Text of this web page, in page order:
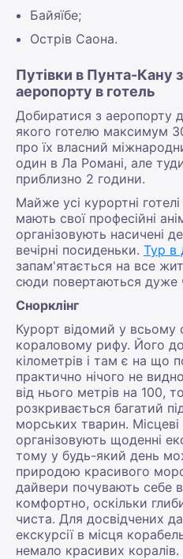
Байяїбе;
Острів Саона.
Путівки в Пунта-Кану
аеропорту в готель
Добиратися з аеропорту
якого готелю максимум
про їх власний
один в Ла Романі, але
приблизно 2 години.
Майже усі курортні
мають свої професійні
організовують насичені
вечірні посиденьки. Тур в
запам'ятається на все
сюди повертаються дуже
Снорклінг
Курорт відомий у всьому
кораловому рифу. Його
кілометрів і там є на що
практично нічого не
від нього метрів на 100,
розкривається багатий
морських тварин.
організовують щоденні
тому у будь-який день
природою красивого
дайвери почувають себе
комфортно, оскільки
чиста. Для досвідчених
екскурсії в місця
немало красивих коралів.